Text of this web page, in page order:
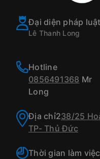
Đại diện pháp luật
Lê Thanh Long
Hotline
0856491368 Mr
Long
Địa chỉ238/25
TP- Thủ Đức
Thời gian làm việc